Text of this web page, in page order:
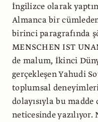
İngilizce olarak
Almanca bir
birinci paragrafında
MENSCHEN IST
de malum, İkinci
gerçekleşen Yahudi
toplumsal
dolayısıyla bu
neticesinde yazılıyor.